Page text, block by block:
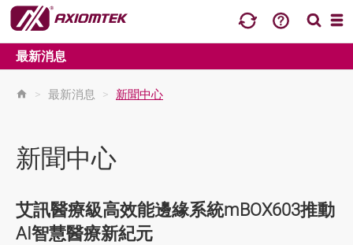
最新消息
> 最新消息 > 新聞中心
新聞中心
艾訊醫療級高效能邊緣系統mBOX603推動
AI智慧醫療新紀元